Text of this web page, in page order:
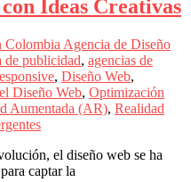
Ideas Creativas
Colombia Agencia de Diseño
de publicidad, agencias de
, Diseño Web,
Diseño Web, Optimización
Aumentada (AR), Realidad
el diseño web se ha
captar la